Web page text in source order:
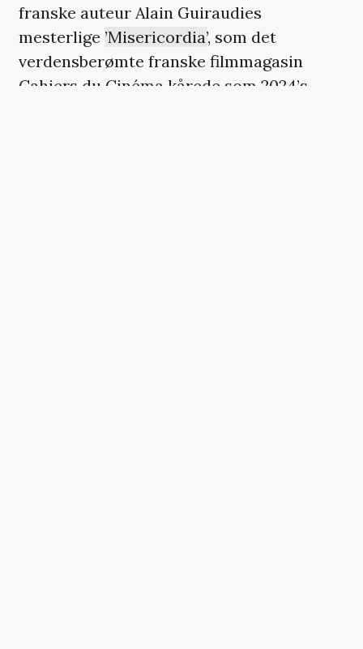
franske auteur Alain Guiraudies
mesterlige ’Misericordia’, som det
verdensberømte franske filmmagasin
Cahiers du Cinéma kårede som 2024’s